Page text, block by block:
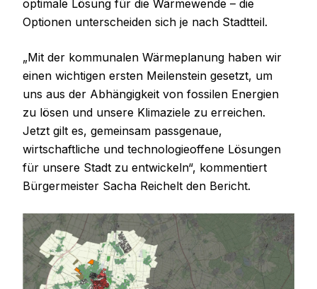
optimale Lösung für die Wärmewende – die
Optionen unterscheiden sich je nach Stadtteil.
„Mit der kommunalen Wärmeplanung haben wir
einen wichtigen ersten Meilenstein gesetzt, um
uns aus der Abhängigkeit von fossilen Energien
zu lösen und unsere Klimaziele zu erreichen.
Jetzt gilt es, gemeinsam passgenaue,
wirtschaftliche und technologieoffene Lösungen
für unsere Stadt zu entwickeln“, kommentiert
Bürgermeister Sacha Reichelt den Bericht.